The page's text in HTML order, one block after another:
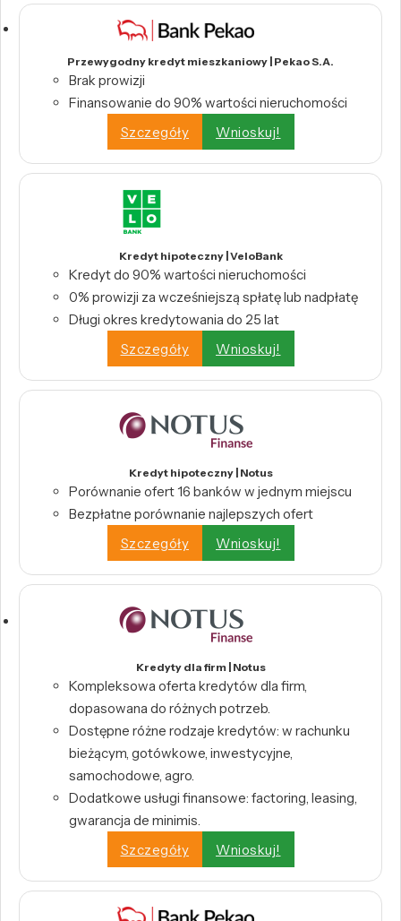
Przewygodny kredyt mieszkaniowy | Pekao S.A.
Brak prowizji
Finansowanie do 90% wartości nieruchomości
Szczegóły
Wnioskuj!
Kredyt hipoteczny | VeloBank
Kredyt do 90% wartości nieruchomości
0% prowizji za wcześniejszą spłatę lub nadpłatę
Długi okres kredytowania do 25 lat
Szczegóły
Wnioskuj!
Kredyt hipoteczny | Notus
Porównanie ofert 16 banków w jednym miejscu
Bezpłatne porównanie najlepszych ofert
Szczegóły
Wnioskuj!
Kredyty dla firm | Notus
Kompleksowa oferta kredytów dla firm,
dopasowana do różnych potrzeb.
Dostępne różne rodzaje kredytów: w rachunku
bieżącym, gotówkowe, inwestycyjne,
samochodowe, agro.
Dodatkowe usługi finansowe: factoring, leasing,
gwarancja de minimis.
Szczegóły
Wnioskuj!